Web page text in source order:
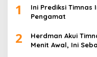
1
Ini Prediksi Timnas
Pengamat
2
Herdman Akui
Menit Awal, Ini